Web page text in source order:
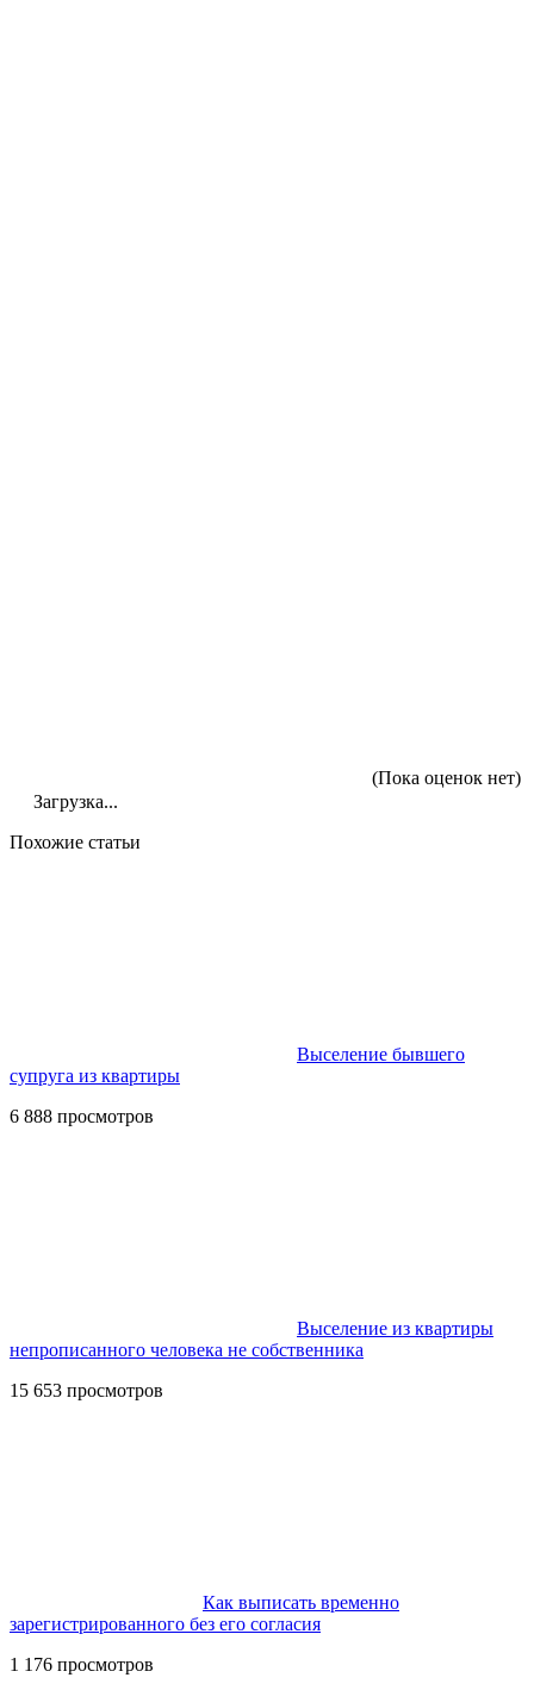
(Пока оценок нет)
Загрузка...
Похожие статьи
Выселение бывшего
супруга из квартиры
6 888 просмотров
Выселение из квартиры
непрописанного человека не собственника
15 653 просмотров
Как выписать временно
зарегистрированного без его согласия
1 176 просмотров